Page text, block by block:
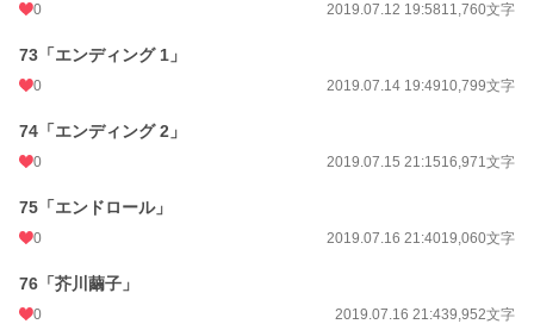
0 2019.07.12 19:5811,760文字
73「エンディング 1」
0 2019.07.14 19:4910,799文字
74「エンディング 2」
0 2019.07.15 21:1516,971文字
75「エンドロール」
0 2019.07.16 21:4019,060文字
76「芥川繭子」
0 2019.07.16 21:439,952文字